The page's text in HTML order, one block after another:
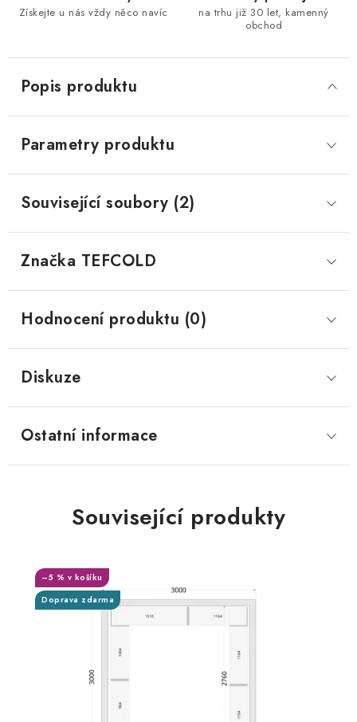
Získejte u nás vždy něco navíc
na trhu již 30 let, kamenný
obchod
Popis produktu
Parametry produktu
Související soubory (2)
Značka TEFCOLD
Hodnocení produktu (0)
Diskuze
Ostatní informace
Související produkty
Doprava zdarma
–5 % v košíku